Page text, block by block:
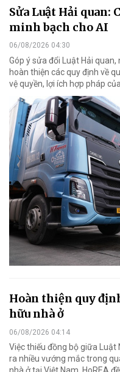
Sửa Luật Hải quan:
minh bạch cho AI
06/08/2026 04:30
Góp ý sửa đổi Luật Hải
hoàn thiện các quy định về
vệ quyền, lợi ích hợp pháp
Hoàn thiện quy
hữu nhà ở
06/08/2026 04:14
Việc thiếu đồng bộ giữa Luật
ra nhiều vướng mắc trong